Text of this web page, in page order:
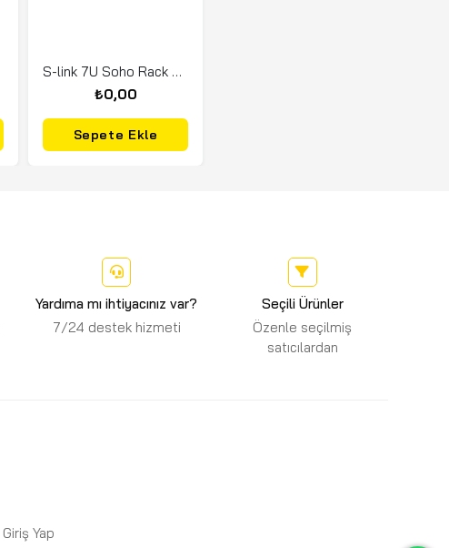
S-link 7U Soho Rack Kabin 19 inc W 530mm D 400mm
₺0,00
Sepete Ekle
Yardıma mı ihtiyacınız var?
7/24 destek hizmeti
Seçili Ürünler
Özenle seçilmiş
satıcılardan
Giriş Yap